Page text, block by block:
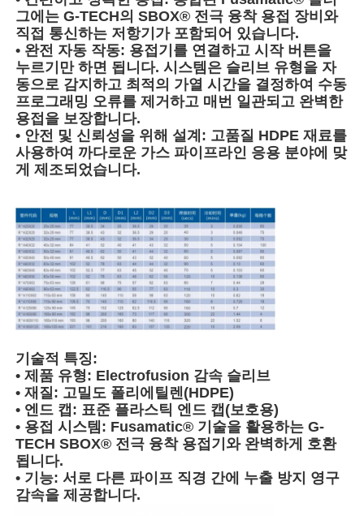
전기융합 장착장치
스피고트 핑팅
변신장치
엉덩이 융합 도구
전류 융합 도구
엉덩이 융합 액세서리
수동 엑스트루더
CNC 엉덩이 용접 기계
그에는 G-TECH의 SBOX® 전극 융착 용접 장비와
직접 통신하는 저항기가 포함되어 있습니다.
• ​완전 자동 작동:​​ 용접기를 연결하고 시작 버튼을
누르기만 하면 됩니다. 시스템은 슬리브 유형을 자
동으로 감지하고 최적의 가열 시간을 결정하여 수동
프로그래밍 오류를 제거하고 매번 일관되고 완벽한
용접을 보장합니다.
• ​안전 및 신뢰성을 위해 설계:​​ 고품질 HDPE 재료를
사용하여 까다로운 가스 파이프라인 응용 분야에 맞
게 제조되었습니다.
기술적 특징:​​
• ​제품 유형:​​ Electrofusion 감속 슬리브
• ​재질:​​ 고밀도 폴리에틸렌(HDPE)
• ​엔드 캡:​​ 표준 플라스틱 엔드 캡(보호용)
• ​용접 시스템:​​ Fusamatic® 기술을 활용하는 G-
TECH SBOX® 전극 융착 용접기와 완벽하게 호환
됩니다.
• ​기능:​​ 서로 다른 파이프 직경 간에 누출 방지 영구
감속을 제공합니다.